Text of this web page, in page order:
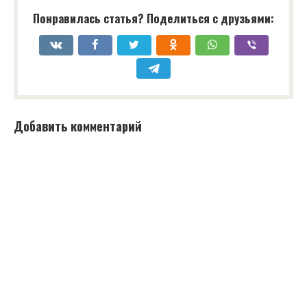
Понравилась статья? Поделиться с друзьями:
Добавить комментарий